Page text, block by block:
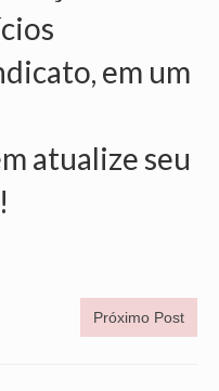
em um
atualize seu
Próximo Post